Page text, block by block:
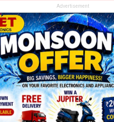
Advertisement